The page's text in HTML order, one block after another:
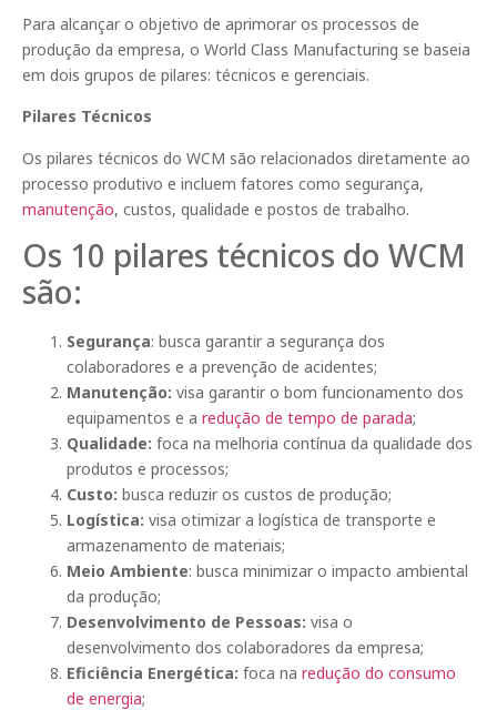
Para alcançar o objetivo de aprimorar os processos de
produção da empresa, o World Class Manufacturing se baseia
em dois grupos de pilares: técnicos e gerenciais.
Pilares Técnicos
Os pilares técnicos do WCM são relacionados diretamente ao
processo produtivo e incluem fatores como segurança,
manutenção, custos, qualidade e postos de trabalho.
Os 10 pilares técnicos do WCM
são:
Segurança: busca garantir a segurança dos
colaboradores e a prevenção de acidentes;
Manutenção: visa garantir o bom funcionamento dos
equipamentos e a redução de tempo de parada;
Qualidade: foca na melhoria contínua da qualidade dos
produtos e processos;
Custo: busca reduzir os custos de produção;
Logística: visa otimizar a logística de transporte e
armazenamento de materiais;
Meio Ambiente: busca minimizar o impacto ambiental
da produção;
Desenvolvimento de Pessoas: visa o
desenvolvimento dos colaboradores da empresa;
Eficiência Energética: foca na redução do consumo
de energia;